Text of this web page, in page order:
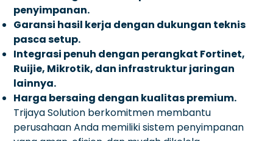
penyimpanan.
Garansi hasil kerja dengan dukungan teknis
pasca setup.
Integrasi penuh dengan perangkat Fortinet,
Ruijie, Mikrotik, dan infrastruktur jaringan
lainnya.
Harga bersaing dengan kualitas premium.
Trijaya Solution berkomitmen membantu
perusahaan Anda memiliki sistem penyimpanan